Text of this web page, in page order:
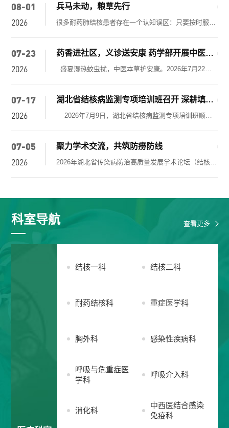
08-01
2026
兵马未动，粮草先行
很多耐药肺结核患者存在一个认知误区：只要按时服用抗结核药物，就能顺利治好疾病，日常饮食无关紧要。事实上，药物是对抗结核菌的主力军，人体免疫细胞是重要援军，充足、合理的营养就是维持战斗力的粮草。正所谓兵马未动，粮草先行。营养不良会直接削弱机体免疫力，延长治疗周期，甚至降低耐药肺结核的治疗成功率。 一、为什么耐药结核患者容易营养不良？ 结核菌在体内持续繁殖，会大量消耗人体蛋白质与能量；长期低热、咳嗽产生的毒素，会抑制食欲、影响胃肠道消化吸收。加之部分抗结核药物存在胃肠道不良反应，不少患者吃不下、吸收差。如果患者同时合并糖尿病，糖脂代谢紊乱
07-23
2026
药香进社区，义诊送安康 药学部开展中医药知识宣教进社区活动
盛夏湿热蚊虫扰，中医本草护安康。2026年7月22日，武汉市金银潭医院药剂科走进将花社区，开展“送健康惠万民”志愿者进社区义诊暨驱蚊祛暑中药香囊手工体验活动。 药学部中药师苏梦为居民讲解盛夏时节祛暑降温的养生中医药知识；香囊千年民俗历史；金银潭医院中药驱蚊祛暑香囊中各种中药饮片的辨识、功效，并介绍了制作流程。 随后最受欢迎的香囊 DIY 体验环节正式开启，居民和小朋友分为5组，陈迪路中药师现场讲解和演示古法药碾铁船、石碾钵使用方法，金银潭医院药师团队和武汉轻工业大学药学系大学生们一起带领现场60余位参
07-17
2026
湖北省结核病监测专项培训班召开 深耕填报细节 聚力质控提升
2026年7月9日，湖北省结核病监测专项培训班顺利开展，全省各地结核病防控一线业务骨干共计250人齐聚参训。本次培训课程体系完善、实操导向突出，围绕国家级监测平台建设、省级防控规划落地、校园结核排查、数据质控、智慧系统运维等多个关键模块展开授课，武汉市金银潭医院耐药结核病科汤秋萍受邀登台，带来《耐药结核病监测信息填报规范及要点》专题分享，成为本次培训的亮眼环节。 作为深耕耐药结核病防控一线的专业人员，汤秋萍日常扎根临床与监测工作前沿，积累了海量一线实操经验。培训现场，她立足日常工作中梳理出的共性痛点，聚焦耐药结核
07-05
2026
聚力学术交流，共筑防痨防线
2026年湖北省传染病防治高质量发展学术论坛（结核病分会） 暨省医学会结核病学分会学术年会在武汉市金银潭医院圆满举办 武汉市金银潭医院 耐药结核病科 汤秋萍 为推动全省传染病防治高质量发展，全面提升结核病规范化诊疗、疑难肺部疾病鉴别诊断水平，打通省市县三级结防机构协作渠道，聚力攻克耐药肺结核、肺部疑难感染临床救治难点，2026年7月4日13:25—17:50，以“百年传承·高质发展—共筑传染病防治新生态”为主题的2026年湖北省传染病防治高质量发展学术论坛（结核病分会）暨湖北省医学会结核病学分会
科室导航 查看更多
结核一科 结核二科
耐药结核科 重症医学科
胸外科 感染性疾病科
呼吸与危重症医
学科
呼吸介入科
消化科
中西医结合感染
免疫科